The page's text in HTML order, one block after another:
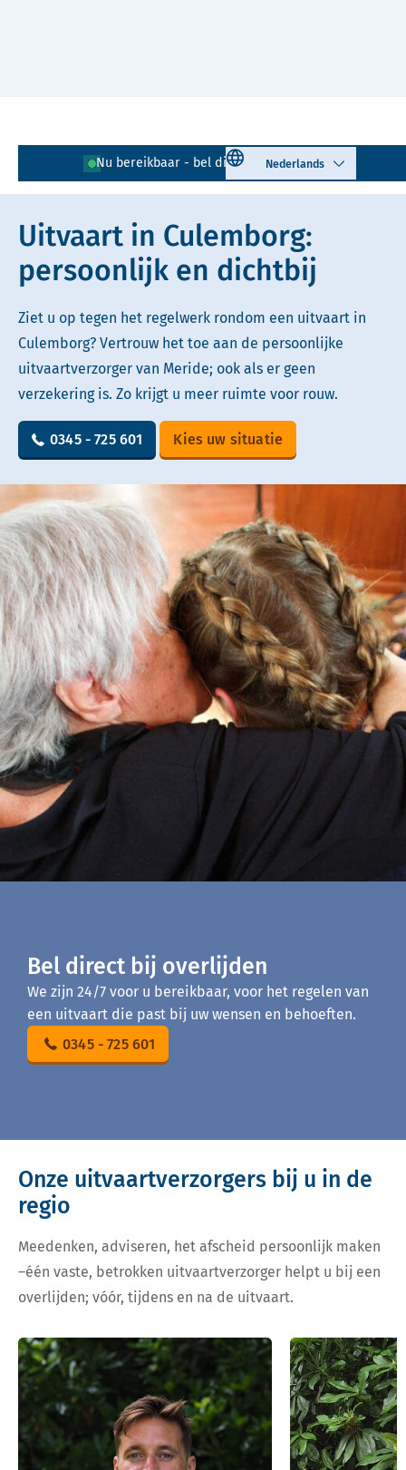
Nu bereikbaar - bel direct! 0345 - 725 601
Select language
Lees voor Uitleg woorden
Simpele tekst
Uitvaart in Culemborg:
persoonlijk en dichtbij
Ziet u op tegen het regelwerk rondom een uitvaart in
Culemborg? Vertrouw het toe aan de persoonlijke
uitvaartverzorger van Meride; ook als er geen
verzekering is. Zo krijgt u meer ruimte voor rouw.
0345 - 725 601 Kies uw situatie
Bel direct bij overlijden
We zijn 24/7 voor u bereikbaar, voor het regelen van
een uitvaart die past bij uw wensen en behoeften.
0345 - 725 601
Onze uitvaartverzorgers bij u in de
regio
Meedenken, adviseren, het afscheid persoonlijk maken
–één vaste, betrokken uitvaartverzorger helpt u bij een
overlijden; vóór, tijdens en na de uitvaart.